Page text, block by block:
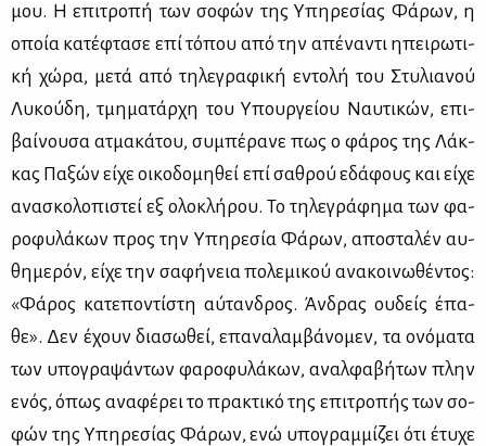
μου. Η επι­τρο­πή των σο­φών της Υπη­ρε­σί­ας Φά­ρων, η
οποία κα­τέ­φτα­σε επί τό­που από την απέ­να­ντι ηπει­ρω­τι­
κή χώ­ρα, με­τά από τη­λε­γρα­φι­κή εντο­λή του Στυ­λια­νού
Λυ­κού­δη, τμη­μα­τάρ­χη του Υπουρ­γεί­ου Ναυ­τι­κών, επι­
βαί­νου­σα ατμα­κά­του, συ­μπέ­ρα­νε πως ο φά­ρος της Λάκ­
κας Πα­ξών εί­χε οι­κο­δο­μη­θεί επί σα­θρού εδά­φους και εί­χε
ανα­σκο­λο­πι­στεί εξ ολο­κλή­ρου. Το τη­λε­γρά­φη­μα των φα­
ρο­φυ­λά­κων προς την Υπη­ρε­σία Φά­ρων, απο­στα­λέν αυ­
θη­με­ρόν, εί­χε την σα­φή­νεια πο­λε­μι­κού ανα­κοι­νω­θέ­ντος:
«Φά­ρος κα­τε­πο­ντί­στη αύ­ταν­δρος. Άν­δρας ου­δείς έπα­
θε». Δεν έχουν δια­σω­θεί, επα­να­λαμ­βά­νο­μεν, τα ονό­μα­τα
των υπο­γρα­ψά­ντων φα­ρο­φυ­λά­κων, αναλ­φα­βή­των πλην
ενός, όπως ανα­φέ­ρει το πρα­κτι­κό της επι­τρο­πής των σο­
φών της Υπη­ρε­σί­ας Φά­ρων, ενώ υπο­γραμ­μί­ζει ότι έτυ­χε